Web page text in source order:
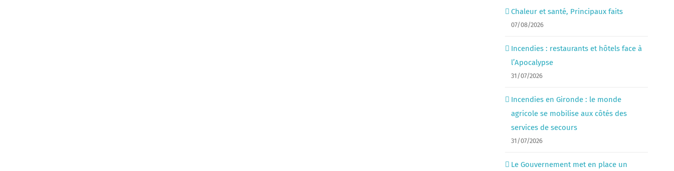
Chaleur et santé, Principaux faits
07/08/2026
Incendies : restaurants et hôtels face à
l’Apocalypse
31/07/2026
Incendies en Gironde : le monde
agricole se mobilise aux côtés des
services de secours
31/07/2026
Le Gouvernement met en place un